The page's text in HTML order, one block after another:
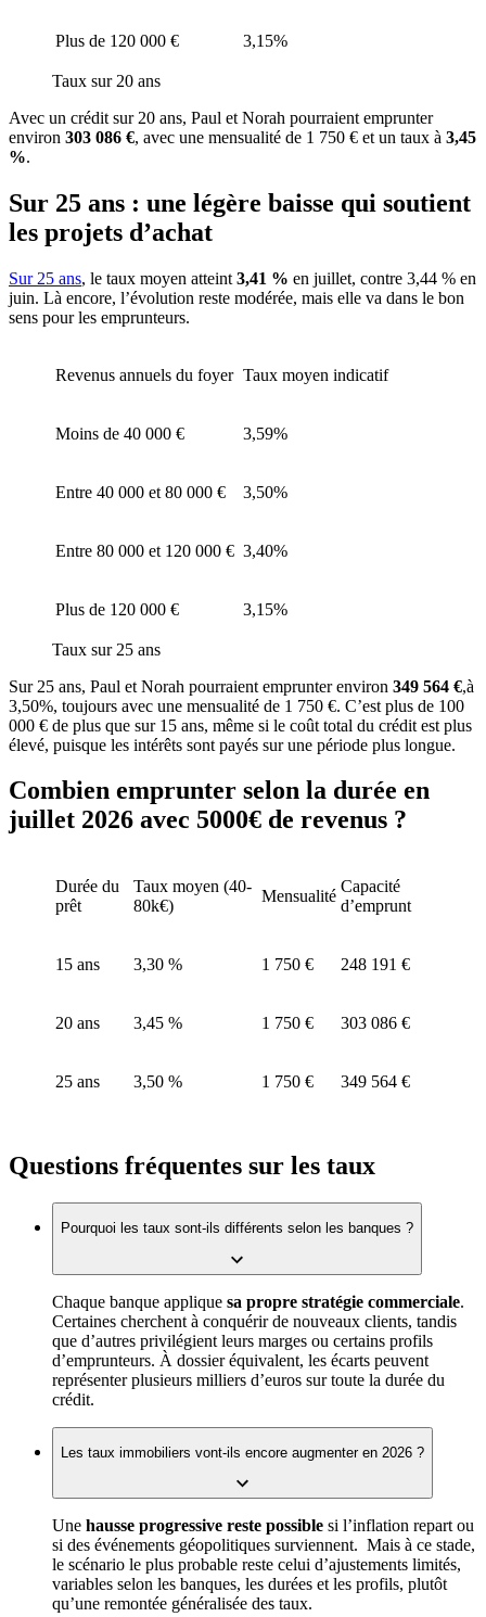
Plus de 120 000 € 3,15%
Taux sur 20 ans
Avec un crédit sur 20 ans, Paul et Norah pourraient emprunter
environ 303 086 €, avec une mensualité de 1 750 € et un taux à 3,45
%.
Sur 25 ans : une légère baisse qui soutient
les projets d’achat
Sur 25 ans, le taux moyen atteint 3,41 % en juillet, contre 3,44 % en
juin. Là encore, l’évolution reste modérée, mais elle va dans le bon
sens pour les emprunteurs.
Revenus annuels du foyer Taux moyen indicatif
Moins de 40 000 € 3,59%
Entre 40 000 et 80 000 € 3,50%
Entre 80 000 et 120 000 € 3,40%
Plus de 120 000 € 3,15%
Taux sur 25 ans
Sur 25 ans, Paul et Norah pourraient emprunter environ 349 564 €,à
3,50%, toujours avec une mensualité de 1 750 €. C’est plus de 100
000 € de plus que sur 15 ans, même si le coût total du crédit est plus
élevé, puisque les intérêts sont payés sur une période plus longue.
Combien emprunter selon la durée en
juillet 2026 avec 5000€ de revenus ?
Durée du
prêt
Taux moyen (40-
80k€)
Mensualité
Capacité
d’emprunt
15 ans 3,30 % 1 750 € 248 191 €
20 ans 3,45 % 1 750 € 303 086 €
25 ans 3,50 % 1 750 € 349 564 €
Questions fréquentes sur les taux
Pourquoi les taux sont-ils différents selon les banques ?
Chaque banque applique sa propre stratégie commerciale.
Certaines cherchent à conquérir de nouveaux clients, tandis
que d’autres privilégient leurs marges ou certains profils
d’emprunteurs. À dossier équivalent, les écarts peuvent
représenter plusieurs milliers d’euros sur toute la durée du
crédit.
Les taux immobiliers vont-ils encore augmenter en 2026 ?
Une hausse progressive reste possible si l’inflation repart ou
si des événements géopolitiques surviennent. Mais à ce stade,
le scénario le plus probable reste celui d’ajustements limités,
variables selon les banques, les durées et les profils, plutôt
qu’une remontée généralisée des taux.